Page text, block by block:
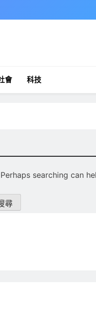
會 科技
searching can